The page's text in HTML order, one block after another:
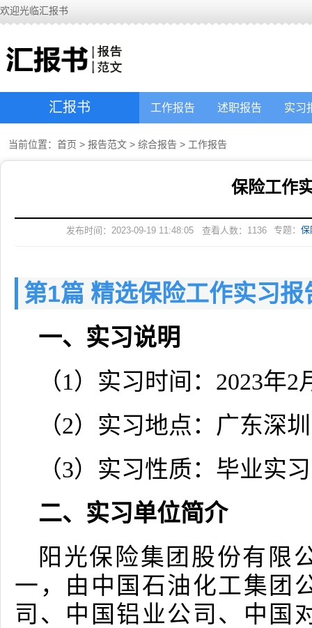
欢迎光临汇报书
汇报书 工作报告 述职报告 实习
当前位置： 首页 > 报告范文 > 综合报告 > 工作报告
保险工作
发布时间：2023-09-19 11:48:05 查看人数： 1136 专题： 保
第1篇 精选保险工作实习报
一、实习说明
（1）实习时间：2023年
（2）实习地点：广东深
（3）实习性质：毕业实习
二、实习单位简介
阳光保险集团股份有限
一，由中国石油化工集团
司、中国铝业公司、中国